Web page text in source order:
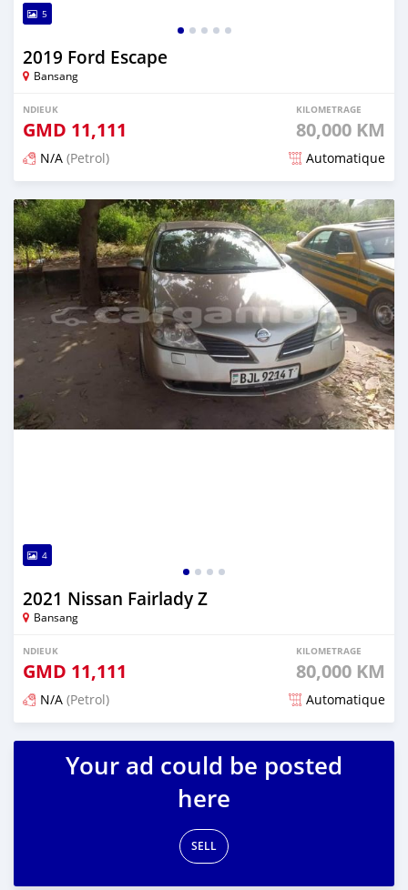
5
2019 Ford Escape
Bansang
NDIEUK
GMD 11,111
KILOMETRAGE
80,000 KM
N/A (Petrol) Automatique
Dougal na niou ko depuis over 2 years
4
2021 Nissan Fairlady Z
Bansang
NDIEUK
GMD 11,111
KILOMETRAGE
80,000 KM
N/A (Petrol) Automatique
Dougal na niou ko depuis over 2 years
Your ad could be posted
here
SELL